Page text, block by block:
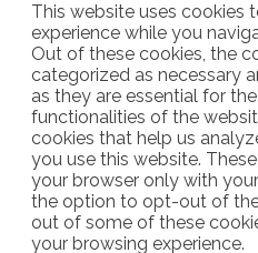
This website uses cookies
experience while you
Out of these cookies, the
categorized as necessary
as they are essential for
functionalities of the
cookies that help us
you use this website.
your browser only with
the option to opt-out of
out of some of these
your browsing experience.